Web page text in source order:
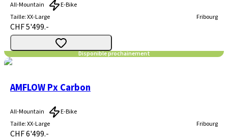
Disponible prochainement
All-Mountain
E-Bike
Taille:XX-Large Fribourg
CHF 5'499.-
AMFLOW Px Carbon
All-Mountain
E-Bike
Taille:XX-Large Fribourg
CHF 6'499.-